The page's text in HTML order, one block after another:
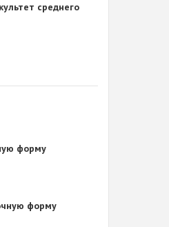
среднего
форму
форму